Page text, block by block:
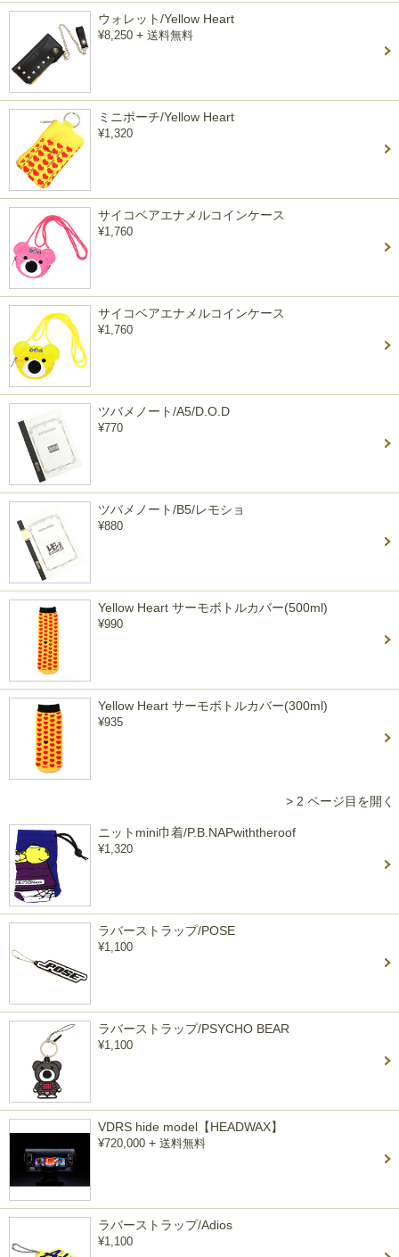
ウォレット/Yellow Heart
¥8,250 + 送料無料
ミニポーチ/Yellow Heart
¥1,320
サイコベアエナメルコインケース
¥1,760
サイコベアエナメルコインケース
¥1,760
ツバメノート/A5/D.O.D
¥770
ツバメノート/B5/レモショ
¥880
Yellow Heart サーモボトルカバー(500ml)
¥990
Yellow Heart サーモボトルカバー(300ml)
¥935
> 2 ページ目を開く
ニットmini巾着/P.B.NAPwiththeroof
¥1,320
ラバーストラップ/POSE
¥1,100
ラバーストラップ/PSYCHO BEAR
¥1,100
VDRS hide model【HEADWAX】
¥720,000 + 送料無料
ラバーストラップ/Adios
¥1,100